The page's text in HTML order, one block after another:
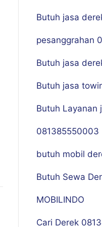
Butuh jasa
pesanggrahan
Butuh jasa
Butuh jasa
Butuh Layanan
081385550003
butuh mobil
Butuh Sewa
MOBILINDO
Cari Derek